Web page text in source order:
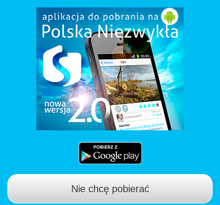
Nie chcę pobierać